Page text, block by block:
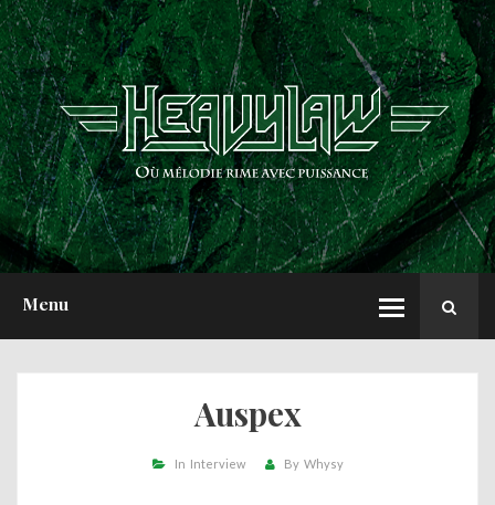
Menu
ACCUEIL
NEWS
CHRONIQUES
INTERVIEWS
REPORTS
A PROPOS
Auspex
In Interview By Whysy